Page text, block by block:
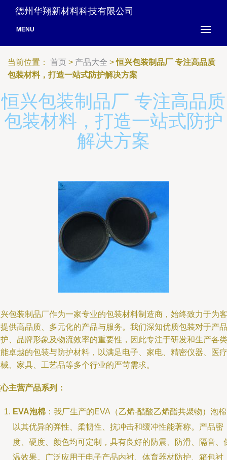
德州华翔新材料科技有限公司
MENU
当前位置： 首页 > 产品大全 > 恒兴包装制品厂 专注高品质
包装材料，打造一站式防护解决方案
恒兴包装制品厂 专注高品质
包装材料，打造一站式防护
解决方案
包装制品厂作为一家专业的包装材料制造商，始终致力于为客
供高品质、多元化的产品与服务。我们深知优质包装对于产品
、品牌形象及物流效率的重要性，因此专注于研发和生产各类
卓越的包装与防护材料，以满足电子、家电、精密仪器、医疗
、家具、工艺品等多个行业的严苛需求。
主营产品系列：
EVA泡棉 ：我厂生产的EVA（乙烯-醋酸乙烯酯共聚物）泡
以其优异的弹性、柔韧性、抗冲击和缓冲性能著称。产品密
度、硬度、颜色均可定制，具有良好的防震、防滑、隔音、
温效果。广泛应用于电子产品内衬、体育器材防护、箱包衬